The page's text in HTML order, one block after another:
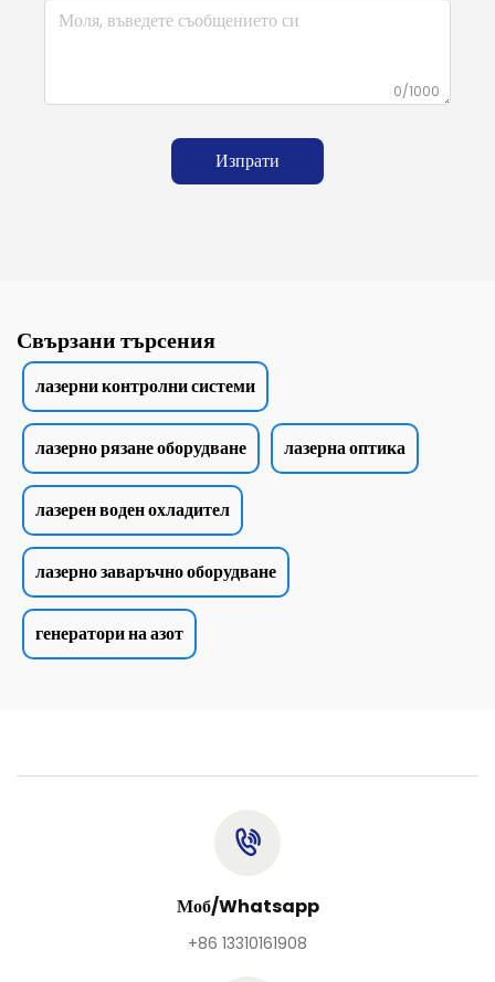
0/1000
Изпрати
Свързани търсения
лазерни контролни системи
лазерно рязане оборудване лазерна оптика
лазерен воден охладител
лазерно заваръчно оборудване
генератори на азот
Моб/Whatsapp
+86 13310161908